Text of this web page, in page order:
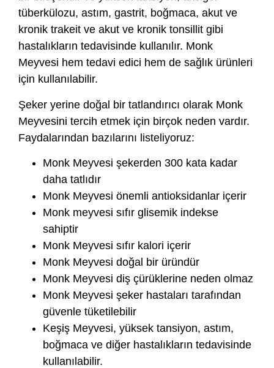
tüberkülozu, astım, gastrit, boğmaca, akut ve
kronik trakeit ve akut ve kronik tonsillit gibi
hastalıkların tedavisinde kullanılır. Monk
Meyvesi hem tedavi edici hem de sağlık ürünleri
için kullanılabilir.
Şeker yerine doğal bir tatlandırıcı olarak Monk
Meyvesini tercih etmek için birçok neden vardır.
Faydalarından bazılarını listeliyoruz:
Monk Meyvesi şekerden 300 kata kadar
daha tatlıdır
Monk Meyvesi önemli antioksidanlar içerir
Monk meyvesi sıfır glisemik indekse
sahiptir
Monk Meyvesi sıfır kalori içerir
Monk Meyvesi doğal bir üründür
Monk Meyvesi diş çürüklerine neden olmaz
Monk Meyvesi şeker hastaları tarafından
güvenle tüketilebilir
Keşiş Meyvesi, yüksek tansiyon, astım,
boğmaca ve diğer hastalıkların tedavisinde
kullanılabilir.